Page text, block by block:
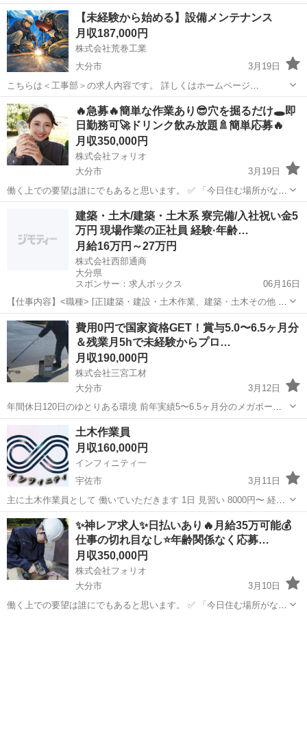
る仲間を募集してます！！ ここで色々記入しても伝わりませんので直
接連絡下さい！笑
大分 大分市 大分駅 鳶職
【未経験から始める】設備メンテナンス
月収187,000円
株式会社荒巻工業
大分市
3月19日
こちらは＜工事部＞の求人内容です。 詳しくはホームページ
https://aramaki-k.com/ でご確認ください。 ご質問等も受け付けていま
す。
大分 生産技術 未経験
🔥急募🔥簡単な作業あり😎穴を掘るだけ🕳️即
日勤務可🚀ドリンク飲み放題🚿簡単応募🔥
月収350,000円
株式会社フォリオ
大分市
3月19日
働く上での要望は誰にでもあると思います。 ✅ 「今日住む場所がな
い、即入寮したい」 ✅ 「手持ちがピンチ、明日日払いが欲しい」 ✅
「経験ないけど、とにかく稼ぎたい」 私たちにご相談いただければ、
大分市 土木
建築・土木/建築・土木系 寮完備/入社祝い金5
万円 現場作業の正社員 経験·年齢…
月給16万円～27万円
株式会社西部通商
大分県
スポンサー：求人ボックス
06月16日
【仕事内容】<職種> [正]建築・建設・土木作業、建築・土木その他 <
雇用形態> 正社員 <給与> [正]月給16万円～27万円 ・時間外手当あり
・資格手当あり <お給料とお仕事は選べる> (1)大分県内での日帰り勤
務 日給90...
正社員
費用0円で国家資格GET！賞与5.0〜6.5ヶ月分
＆残業月5hで未経験からプロ…
月収190,000円
株式会社三宮工材
大分市
3月12日
年間休日120日のゆとりある環境 前年実績5〜6.5ヶ月分のメガボーナ
スで 現場系の仕事はハードで休みがない… そんな先入観をひっくり返
生産技術
土木作業員
月収160,000円
インフィニティ一
宇佐市
3月11日
主に土木作業員として 働いていただきます 1日 見習い 8000円〜 経験
者 10000円〜 ×出勤日数となります 資格等技術に応じて 給料等変動あ
ります 詳細は面談にて 時間 8時ー17時 社保、厚生年金、雇用保険
大分 宇佐市 土木作業員
✨神レア求人✨日払いあり🔥月給35万可能💰
仕事の切れ目なし⭐️年齢関係なく応募…
月収350,000円
株式会社フォリオ
大分市
3月10日
働く上での要望は誰にでもあると思います。 ✅ 「今日住む場所がな